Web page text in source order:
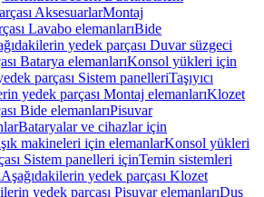
AksesuarlarMontaj
Lavabo elemanlarıBide
yedek parçası Duvar süzgeci
Batarya elemanlarıKonsol yükleri için
parçası Sistem panelleriTaşıyıcı
yedek parçası Montaj elemanlarıKlozet
Bide elemanlarıPisuvar
Bataryalar ve cihazlar için
makineleri için elemanlarKonsol yükleri
Sistem panelleri içinTemin sistemleri
Aşağıdakilerin yedek parçası Klozet
yedek parçası Pisuvar elemanlarıDuş